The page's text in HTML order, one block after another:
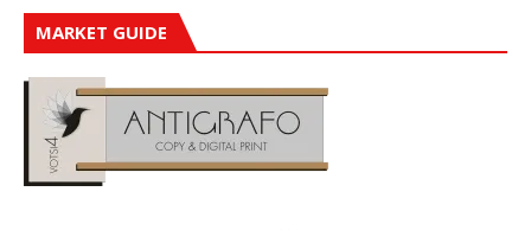
MARKET GUIDE